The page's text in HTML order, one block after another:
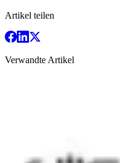
Artikel teilen
Verwandte Artikel